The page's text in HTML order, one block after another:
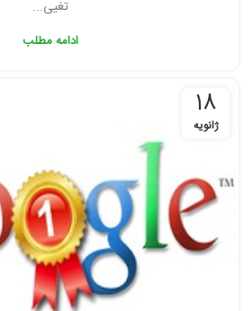
تغیی...
ادامه مطلب
18
ژانویه